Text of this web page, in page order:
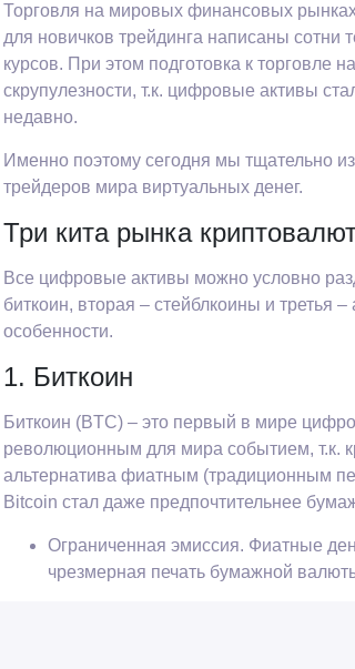
Торговля на мировых финансовых рынках
для новичков трейдинга написаны сотни
курсов. При этом подготовка к торговле
скрупулезности, т.к. цифровые активы
недавно.
Именно поэтому сегодня мы тщательно
трейдеров мира виртуальных денег.
Три кита рынка
Все цифровые активы можно условно
биткоин, вторая – стейблкоины и третья
особенности.
1. Биткоин
Биткоин (BTC) – это первый в мире
революционным для мира событием, т.к.
альтернатива фиатным (традиционным
Bitcoin стал даже предпочтительнее
Ограниченная эмиссия. Фиатные
чрезмерная печать бумажной